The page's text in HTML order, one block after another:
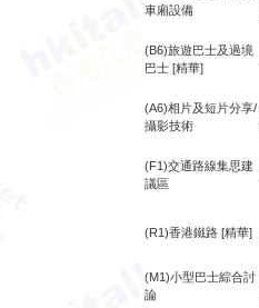
車廂設備
(B6)旅遊巴士及過境
巴士 [精華]
(A6)相片及短片分享/
攝影技術
(F1)交通路線集思建
議區
(R1)香港鐵路 [精華]
(M1)小型巴士綜合討
論